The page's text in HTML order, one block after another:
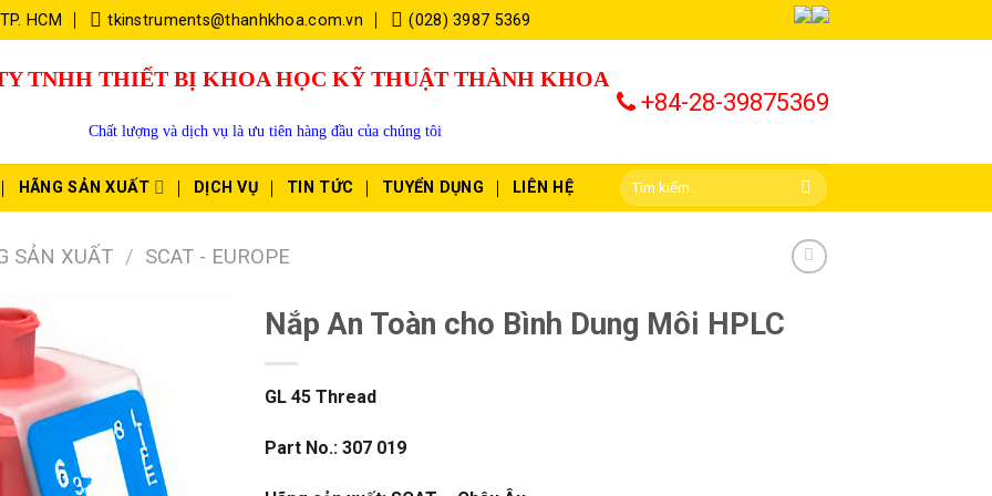
HCM tkinstruments@thanhkhoa.com.vn (028) 3987 5369
TNHH THIẾT BỊ KHOA HỌC KỸ THUẬT THÀNH KHOA
Chất lượng và dịch vụ là ưu tiên hàng đầu của chúng tôi
+84-28-39875369
HÃNG SẢN XUẤT DỊCH VỤ TIN TỨC TUYỂN DỤNG LIÊN HỆ
SẢN XUẤT / SCAT - EUROPE
Nắp An Toàn cho Bình Dung Môi HPLC
GL 45 Thread
Part No.: 307 019